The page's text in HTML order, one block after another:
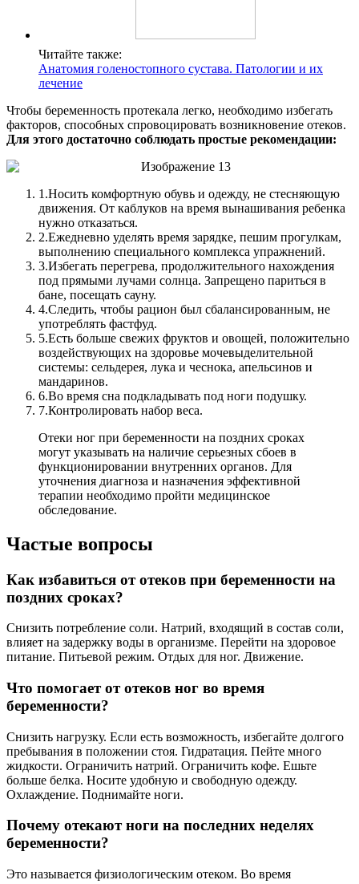
Читайте также:
Анатомия голеностопного сустава. Патологии и их
лечение
Чтобы беременность протекала легко, необходимо избегать
факторов, способных спровоцировать возникновение отеков.
Для этого достаточно соблюдать простые рекомендации:
1.Носить комфортную обувь и одежду, не стесняющую
движения. От каблуков на время вынашивания ребенка
нужно отказаться.
2.Ежедневно уделять время зарядке, пешим прогулкам,
выполнению специального комплекса упражнений.
3.Избегать перегрева, продолжительного нахождения
под прямыми лучами солнца. Запрещено париться в
бане, посещать сауну.
4.Следить, чтобы рацион был сбалансированным, не
употреблять фастфуд.
5.Есть больше свежих фруктов и овощей, положительно
воздействующих на здоровье мочевыделительной
системы: сельдерея, лука и чеснока, апельсинов и
мандаринов.
6.Во время сна подкладывать под ноги подушку.
7.Контролировать набор веса.
Отеки ног при беременности на поздних сроках
могут указывать на наличие серьезных сбоев в
функционировании внутренних органов. Для
уточнения диагноза и назначения эффективной
терапии необходимо пройти медицинское
обследование.
Частые вопросы
Как избавиться от отеков при беременности на
поздних сроках?
Снизить потребление соли. Натрий, входящий в состав соли,
влияет на задержку воды в организме. Перейти на здоровое
питание. Питьевой режим. Отдых для ног. Движение.
Что помогает от отеков ног во время
беременности?
Снизить нагрузку. Если есть возможность, избегайте долгого
пребывания в положении стоя. Гидратация. Пейте много
жидкости. Ограничить натрий. Ограничить кофе. Ешьте
больше белка. Носите удобную и свободную одежду.
Охлаждение. Поднимайте ноги.
Почему отекают ноги на последних неделях
беременности?
Это называется физиологическим отеком. Во время